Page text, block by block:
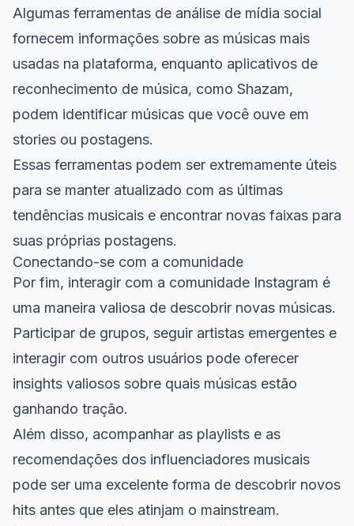
Algumas ferramentas de análise de mídia social
fornecem informações sobre as músicas mais
usadas na plataforma, enquanto aplicativos de
reconhecimento de música, como Shazam,
podem identificar músicas que você ouve em
stories ou postagens.
Essas ferramentas podem ser extremamente úteis
para se manter atualizado com as últimas
tendências musicais e encontrar novas faixas para
suas próprias postagens.
Conectando-se com a comunidade
Por fim, interagir com a comunidade Instagram é
uma maneira valiosa de descobrir novas músicas.
Participar de grupos, seguir artistas emergentes e
interagir com outros usuários pode oferecer
insights valiosos sobre quais músicas estão
ganhando tração.
Além disso, acompanhar as playlists e as
recomendações dos influenciadores musicais
pode ser uma excelente forma de descobrir novos
hits antes que eles atinjam o mainstream.